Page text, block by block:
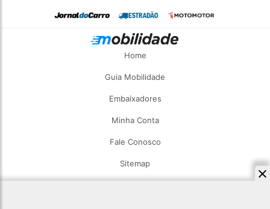
Home
Guia Mobilidade
Embaixadores
Minha Conta
Fale Conosco
Sitemap